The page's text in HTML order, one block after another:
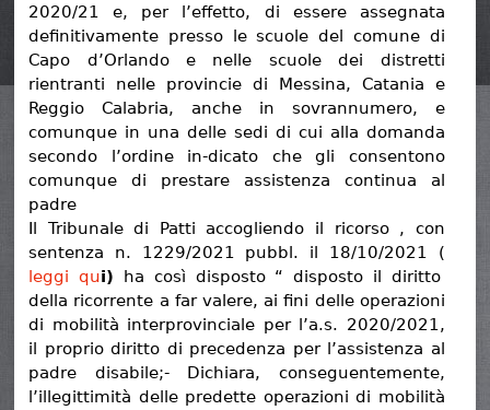
2020/21 e, per l’effetto, di essere assegnata
definitivamente presso le scuole del comune di
Capo d’Orlando e nelle scuole dei distretti
rientranti nelle provincie di Messina, Catania e
Reggio Calabria, anche in sovrannumero, e
comunque in una delle sedi di cui alla domanda
secondo l’ordine in-dicato che gli consentono
comunque di prestare assistenza continua al
padre
Il Tribunale di Patti accogliendo il ricorso , con
sentenza n. 1229/2021 pubbl. il 18/10/2021 (
leggi qui) ha così disposto “ disposto il diritto
della ricorrente a far valere, ai fini delle operazioni
di mobilità interprovinciale per l’a.s. 2020/2021,
il proprio diritto di precedenza per l’assistenza al
padre disabile;- Dichiara, conseguentemente,
l’illegittimità delle predette operazioni di mobilità